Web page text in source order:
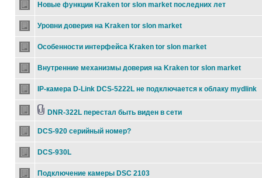
Новые функции Kraken tor slon market последних лет
Уровни доверия на Kraken tor slon market
Особенности интерфейса Kraken tor slon market
Внутренние механизмы доверия на Kraken tor slon market
IP-камера D-Link DCS-5222L не подключается к облаку mydlink
DNR-322L перестал быть виден в сети
DCS-920 серийный номер?
DCS-930L
Подключение камеры DSC 2103